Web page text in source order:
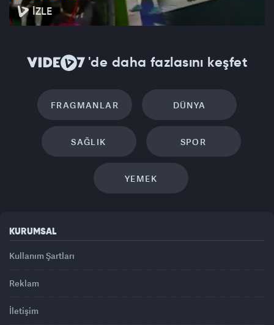
İZLE
'de daha fazlasını keşfet
FRAGMANLAR DÜNYA
SAĞLIK SPOR
YEMEK
KURUMSAL
Kullanım Şartları
Reklam
İletişim